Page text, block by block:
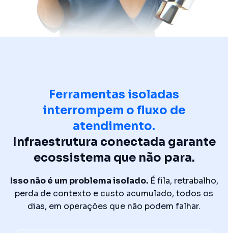
Ferramentas isoladas
interrompem o fluxo de
atendimento.
Infraestrutura conectada garante
ecossistema que não para.
Isso não é um problema isolado.É fila, retrabalho,
perda de contexto e custo acumulado, todos os
dias, em operações que não podem falhar.